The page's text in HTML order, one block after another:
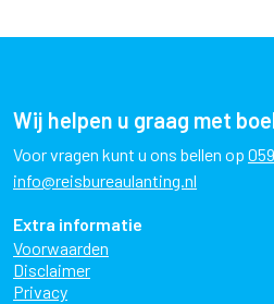
Wij helpen u graag met
Voor vragen kunt u ons bellen op
info@reisbureaulanting.nl
Extra informatie
Voorwaarden
Disclaimer
Privacy